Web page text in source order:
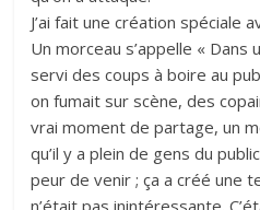
J’ai fait une création spéciale
Un morceau s’appelle «
servi des coups à boire au
on fumait sur scène, des
vrai moment de partage, un
qu’il y a plein de gens du
peur de venir ; ça a créé une